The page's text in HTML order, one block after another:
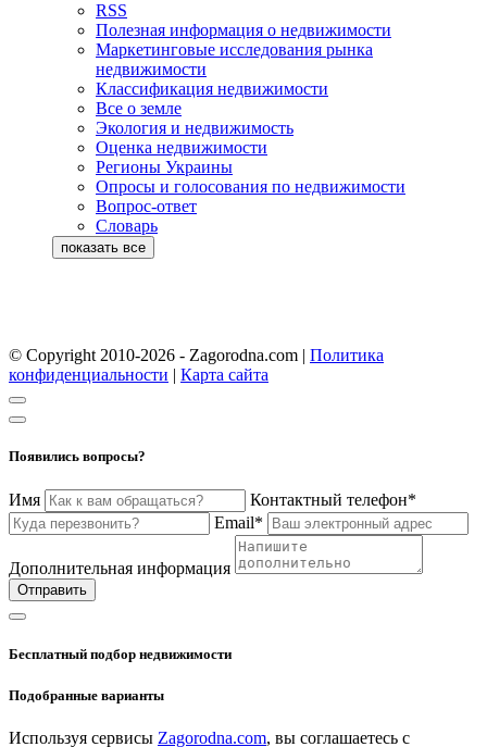
RSS
Полезная информация о недвижимости
Маркетинговые исследования рынка
недвижимости
Классификация недвижимости
Все о земле
Экология и недвижимость
Оценка недвижимости
Регионы Украины
Опросы и голосования по недвижимости
Вопрос-ответ
Словарь
© Copyright 2010-2026 - Zagorodna.com | Политика
конфиденциальности | Карта сайта
Появились вопросы?
Имя
Контактный телефон*
Email*
Дополнительная информация
Отправить
Бесплатный подбор недвижимости
Подобранные варианты
Используя сервисы Zagorodna.com, вы соглашаетесь с